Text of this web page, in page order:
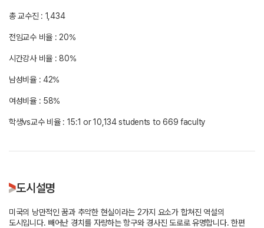
총 교수진 : 1,434
전임교수 비율 : 20%
시간강사 비율 : 80%
남성비율 : 42%
여성비율 : 58%
학생vs교수 비율 : 15:1 or 10,134 students to 669 faculty
도시설명
미국의 낭만적인 꿈과 추악한 현실이라는 2가지 요소가 합쳐진 역설의
도시입니다. 빼어난 경치를 자랑하는 항구와 경사진 도로로 유명합니다. 한편